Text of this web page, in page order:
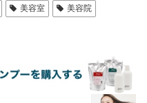
美容室
美容院